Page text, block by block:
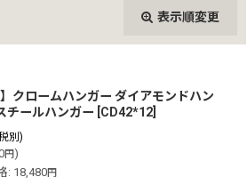
表示順変更
】クロームハンガー ダイアモンドハン
チールハンガー CD42*12
別)
円)
: 18,480円